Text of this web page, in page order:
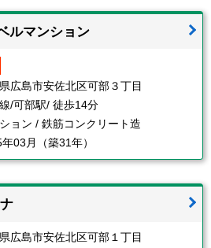
ルマンション
広島市安佐北区可部３丁目
/可部駅/ 徒歩14分
ョン / 鉄筋コンクリート造
03月（築31年）
広島市安佐北区可部１丁目